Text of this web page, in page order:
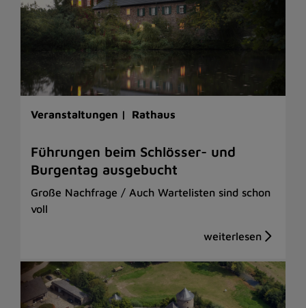
Veranstaltungen | Rathaus
Führungen beim Schlösser- und
Burgentag ausgebucht
Große Nachfrage / Auch Wartelisten sind schon
voll